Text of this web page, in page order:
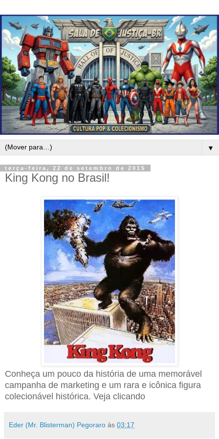
▼
terça-feira, 22 de setembro de 2015
King Kong no Brasil!
Conheça um pouco da história de uma memorável
campanha de marketing e um rara e icônica figura
colecionável histórica. Veja clicando
Eder (Mr. Blisterman) Pegoraro às 03:17